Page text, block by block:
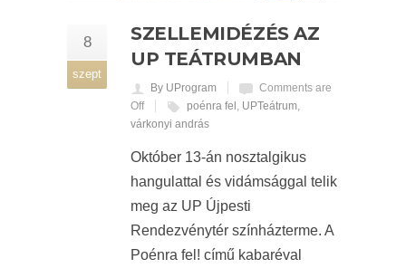
8
szept
SZELLEMIDÉZÉS AZ
UP TEÁTRUMBAN
By UProgram
Comments are
Off
poénra fel , UPTeátrum,
várkonyi andrás
Október 13-án nosztalgikus
hangulattal és vidámsággal telik
meg az UP Újpesti
Rendezvénytér színházterme. A
Poénra fel! című kabaréval